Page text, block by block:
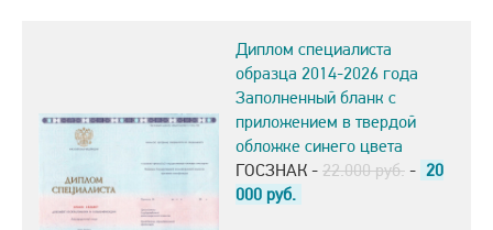
Диплом специалиста
образца 2014-2026 года
Заполненный бланк с
приложением в твердой
обложке синего цвета
ГОСЗНАК - 22.000 руб. - 20
000 руб.